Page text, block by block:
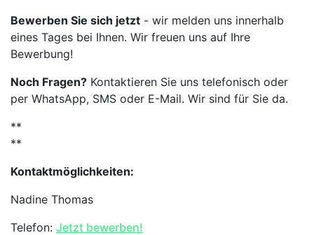
Bewerben Sie sich jetzt - wir melden uns innerhalb
eines Tages bei Ihnen. Wir freuen uns auf Ihre
Bewerbung!
Noch Fragen? Kontaktieren Sie uns telefonisch oder
per WhatsApp, SMS oder E-Mail. Wir sind für Sie da.
**
**
Kontaktmöglichkeiten:
Nadine Thomas
Telefon: Jetzt bewerben!